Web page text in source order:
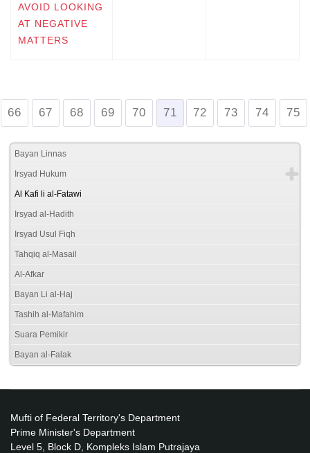
AVOID LOOKING
AT NEGATIVE
MATTERS
66 67 68 69 70 71 72 73 74 75
Bayan Linnas
Irsyad Hukum
Al Kafi li al-Fatawi
Irsyad al-Hadith
Irsyad Usul Fiqh
Tahqiq al-Masail
Al-Afkar
Bayan Li al-Haj
Tashih al-Mafahim
Suara Pemikir
Bayan al-Falak
Mufti of Federal Territory's Department
Prime Minister's Department
Level 5, Block D, Kompleks Islam Putrajaya